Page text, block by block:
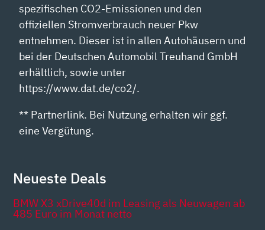
spezifischen CO2-Emissionen und den
offiziellen Stromverbrauch neuer Pkw
entnehmen. Dieser ist in allen Autohäusern und
bei der Deutschen Automobil Treuhand GmbH
erhältlich, sowie unter
https://www.dat.de/co2/.
** Partnerlink. Bei Nutzung erhalten wir ggf.
eine Vergütung.
Neueste Deals
BMW X3 xDrive40d im Leasing als Neuwagen ab
485 Euro im Monat netto